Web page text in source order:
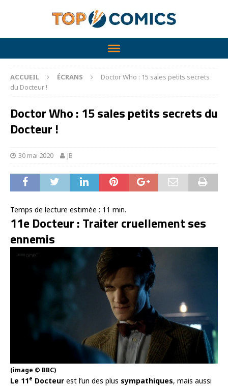
ACCUEIL ÉCRANS
Doctor Who : 15 sales petits secrets
du Docteur !
Doctor Who : 15 sales petits secrets du
Docteur !
30 mai 2020 JB
Temps de lecture estimée : 11 min.
11e Docteur : Traiter cruellement ses
ennemis
(image © BBC)
Le 11e Docteur est l’un des plus sympathiques, mais aussi